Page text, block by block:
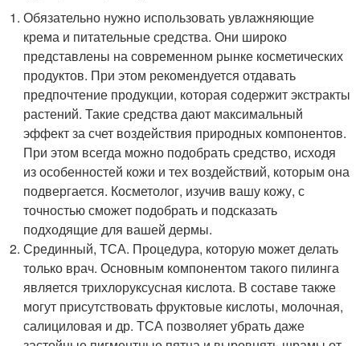
Обязательно нужно использовать увлажняющие
крема и питательные средства. Они широко
представлены на современном рынке косметических
продуктов. При этом рекомендуется отдавать
предпочтение продукции, которая содержит экстракты
растений. Такие средства дают максимальный
эффект за счет воздействия природных компонентов.
При этом всегда можно подобрать средство, исходя
из особенностей кожи и тех воздействий, которым она
подвергается. Косметолог, изучив вашу кожу, с
точностью сможет подобрать и подсказать
подходящие для вашей дермы.
Срединный, ТСА. Процедура, которую может делать
только врач. Основным компонентом такого пилинга
является трихлоруксусная кислота. В составе также
могут присутствовать фруктовые кислоты, молочная,
салициловая и др. ТСА позволяет убрать даже